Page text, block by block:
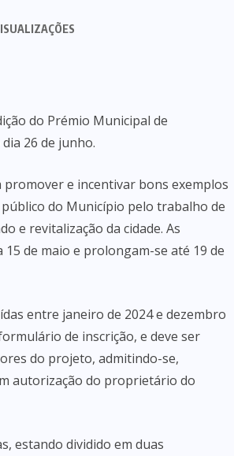
do Prémio Municipal de
26 de junho.
promover e incentivar bons exemplos
do Município pelo trabalho de
e revitalização da cidade. As
de maio e prolongam-se até 19 de
entre janeiro de 2024 e dezembro
de inscrição, e deve ser
do projeto, admitindo-se,
autorização do proprietário do
estando dividido em duas